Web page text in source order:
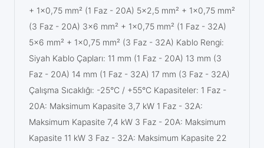
+ 1x0,75 mm² (1 Faz - 20A) 5x2,5 mm² + 1x0,75 mm²
(3 Faz - 20A) 3x6 mm² + 1x0,75 mm² (1 Faz - 32A)
5x6 mm² + 1x0,75 mm² (3 Faz - 32A) Kablo Rengi:
Siyah Kablo Çapları: 11 mm (1 Faz - 20A) 13 mm (3
Faz - 20A) 14 mm (1 Faz - 32A) 17 mm (3 Faz - 32A)
Çalışma Sıcaklığı: -25°C / +55°C Kapasiteler: 1 Faz -
20A: Maksimum Kapasite 3,7 kW 1 Faz - 32A:
Maksimum Kapasite 7,4 kW 3 Faz - 20A: Maksimum
Kapasite 11 kW 3 Faz - 32A: Maksimum Kapasite 22